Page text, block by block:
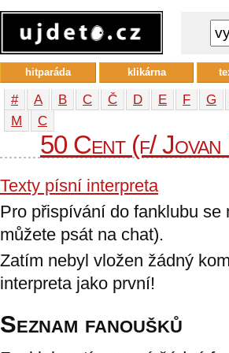
# A B C Č D E F G
М
С
50 Cent (f/ Jovan
Texty písní interpreta
Pro přispívání do fanklubu
můžete psát na chat).
Zatím nebyl vložen žádný
interpreta jako první!
Seznam fanoušků
hitparáda klikárna